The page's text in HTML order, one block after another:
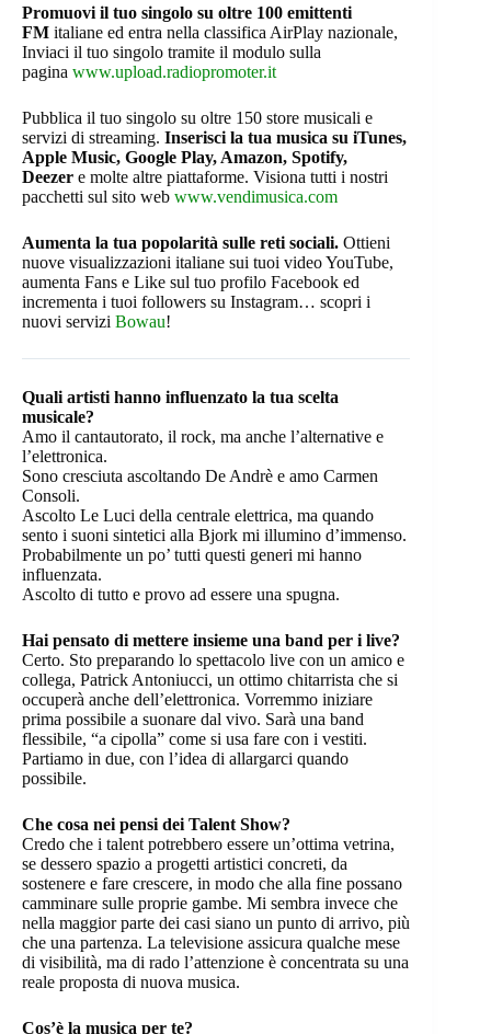
Promuovi il tuo singolo su oltre 100 emittenti
FM italiane ed entra nella classifica AirPlay nazionale,
Inviaci il tuo singolo tramite il modulo sulla
pagina www.upload.radiopromoter.it
Pubblica il tuo singolo su oltre 150 store musicali e
servizi di streaming. Inserisci la tua musica su iTunes,
Apple Music, Google Play, Amazon, Spotify,
Deezer e molte altre piattaforme. Visiona tutti i nostri
pacchetti sul sito web www.vendimusica.com
Aumenta la tua popolarità sulle reti sociali. Ottieni
nuove visualizzazioni italiane sui tuoi video YouTube,
aumenta Fans e Like sul tuo profilo Facebook ed
incrementa i tuoi followers su Instagram… scopri i
nuovi servizi Bowau!
Quali artisti hanno influenzato la tua scelta
musicale?
Amo il cantautorato, il rock, ma anche l’alternative e
l’elettronica.
Sono cresciuta ascoltando De Andrè e amo Carmen
Consoli.
Ascolto Le Luci della centrale elettrica, ma quando
sento i suoni sintetici alla Bjork mi illumino d’immenso.
Probabilmente un po’ tutti questi generi mi hanno
influenzata.
Ascolto di tutto e provo ad essere una spugna.
Hai pensato di mettere insieme una band per i live?
Certo. Sto preparando lo spettacolo live con un amico e
collega, Patrick Antoniucci, un ottimo chitarrista che si
occuperà anche dell’elettronica. Vorremmo iniziare
prima possibile a suonare dal vivo. Sarà una band
flessibile, “a cipolla” come si usa fare con i vestiti.
Partiamo in due, con l’idea di allargarci quando
possibile.
Che cosa nei pensi dei Talent Show?
Credo che i talent potrebbero essere un’ottima vetrina,
se dessero spazio a progetti artistici concreti, da
sostenere e fare crescere, in modo che alla fine possano
camminare sulle proprie gambe. Mi sembra invece che
nella maggior parte dei casi siano un punto di arrivo, più
che una partenza. La televisione assicura qualche mese
di visibilità, ma di rado l’attenzione è concentrata su una
reale proposta di nuova musica.
Cos’è la musica per te?